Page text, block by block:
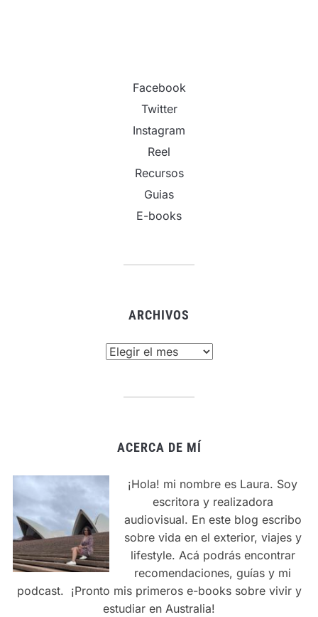
Facebook
Twitter
Instagram
Reel
Recursos
Guias
E-books
ARCHIVOS
ACERCA DE MÍ
¡Hola! mi nombre es Laura. Soy
escritora y realizadora
audiovisual. En este blog escribo
sobre vida en el exterior, viajes y
lifestyle. Acá podrás encontrar
recomendaciones, guías y mi
podcast. ¡Pronto mis primeros e-books sobre vivir y
estudiar en Australia!